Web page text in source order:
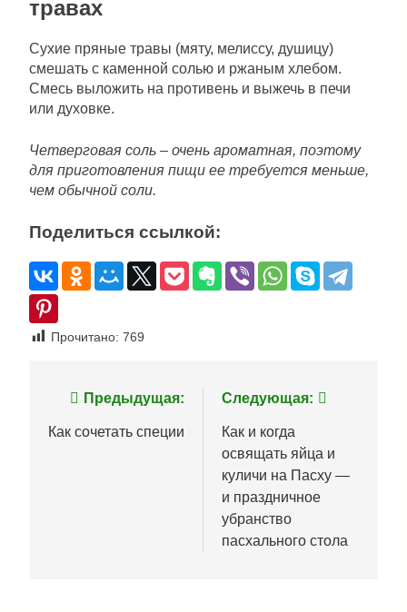
травах
Сухие пряные травы (мяту, мелиссу, душицу)
смешать с каменной солью и ржаным хлебом.
Смесь выложить на противень и выжечь в печи
или духовке.
Четверговая соль – очень ароматная, поэтому
для приготовления пищи ее требуется меньше,
чем обычной соли.
Поделиться ссылкой:
Прочитано: 769
Навигация
по
Предыдущая:
Как сочетать специи
Следующая:
Как и когда
освящать яйца и
куличи на Пасху —
и праздничное
убранство
пасхального стола